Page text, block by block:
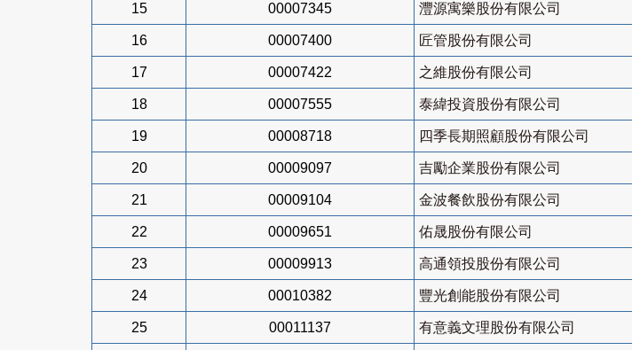
15 00007345 灃源寓樂股份有限公司
16 00007400 匠管股份有限公司
17 00007422 之維股份有限公司
18 00007555 泰緯投資股份有限公司
19 00008718 四季長期照顧股份有限公司
20 00009097 吉勵企業股份有限公司
21 00009104 金波餐飲股份有限公司
22 00009651 佑晟股份有限公司
23 00009913 高通領投股份有限公司
24 00010382 豐光創能股份有限公司
25 00011137 有意義文理股份有限公司